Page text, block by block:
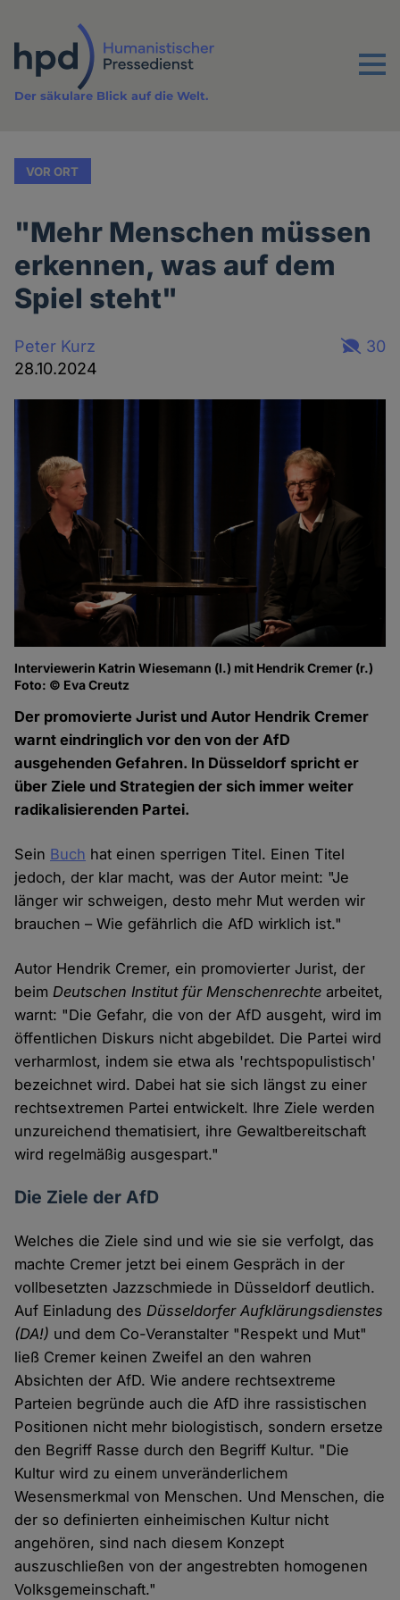
Inhalt
Menu
Der säkulare Blick auf die Welt.
VOR ORT
"Mehr Menschen müssen
erkennen, was auf dem
Spiel steht"
Peter Kurz
28.10.2024
30
Interviewerin Katrin Wiesemann (l.) mit Hendrik Cremer (r.)
Foto: © Eva Creutz
Der promovierte Jurist und Autor Hendrik Cremer
warnt eindringlich vor den von der AfD
ausgehenden Gefahren. In Düsseldorf spricht er
über Ziele und Strategien der sich immer weiter
radikalisierenden Partei.
Sein Buch hat einen sperrigen Titel. Einen Titel
jedoch, der klar macht, was der Autor meint: "Je
länger wir schweigen, desto mehr Mut werden wir
brauchen – Wie gefährlich die AfD wirklich ist."
Autor Hendrik Cremer, ein promovierter Jurist, der
beimDeutschen Institut für Menschenrechte arbeitet,
warnt: "Die Gefahr, die von der AfD ausgeht, wird im
öffentlichen Diskurs nicht abgebildet. Die Partei wird
verharmlost, indem sie etwa als 'rechtspopulistisch'
bezeichnet wird. Dabei hat sie sich längst zu einer
rechtsextremen Partei entwickelt. Ihre Ziele werden
unzureichend thematisiert, ihre Gewaltbereitschaft
wird regelmäßig ausgespart."
Die Ziele der AfD
Welches die Ziele sind und wie sie sie verfolgt, das
machte Cremer jetzt bei einem Gespräch in der
vollbesetzten Jazzschmiede in Düsseldorf deutlich.
Auf Einladung desDüsseldorfer Aufklärungsdienstes
(DA!) und dem Co-Veranstalter "Respekt und Mut"
ließ Cremer keinen Zweifel an den wahren
Absichten der AfD. Wie andere rechtsextreme
Parteien begründe auch die AfD ihre rassistischen
Positionen nicht mehr biologistisch, sondern ersetze
den Begriff Rasse durch den Begriff Kultur. "Die
Kultur wird zu einem unveränderlichem
Wesensmerkmal von Menschen. Und Menschen, die
der so definierten einheimischen Kultur nicht
angehören, sind nach diesem Konzept
auszuschließen von der angestrebten homogenen
Volksgemeinschaft."